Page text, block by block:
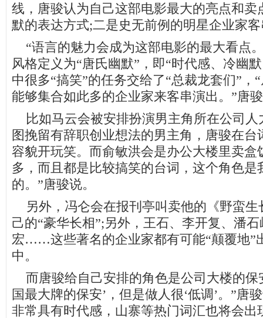
线，唐骏认为自己这部电影最大的亮点和卖
默的表达方式;二是史无前例的明星企业家
“语言的魅力会成为这部电影的最大看点
风格定义为“唐氏幽默”，即“时代感、冷幽
中很多“搞笑”的任务交给了“总裁龙套们”，
能够集合如此多的企业家来客串演出。”唐
比如马云会被安排扮演男主角所在公司人
图挽留有辞职创业想法的男主角，唐骏在
容貌开玩笑。而俞敏洪会是办公大楼里卖盒
多，而且都是比较搞笑的台词，这个角色是
的。”唐骏说。
另外，冯仑会在报刊亭叫卖他的《野蛮生
己的“豪华长相”;另外，王石、李开复、潘
宏……这些著名的企业家都有可能“颠覆地”
中。
而唐骏给自己安排的角色是公司大楼的保
国最大牌的保安’，但是做人很‘低调’。”唐
非常具有时代感，山寨等热门词汇也将会出